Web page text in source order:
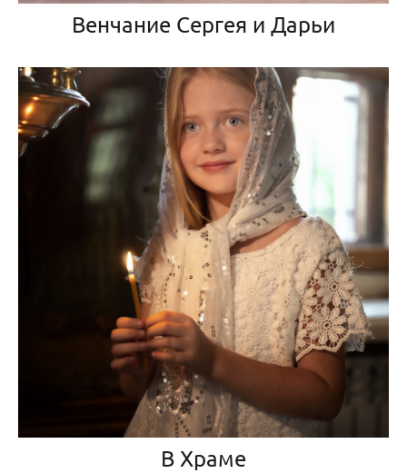
Венчание Сергея и Дарьи
В Храме